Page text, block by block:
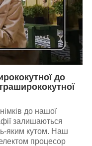
до
до нашої
залишаються
яким кутом. Наш
процесор